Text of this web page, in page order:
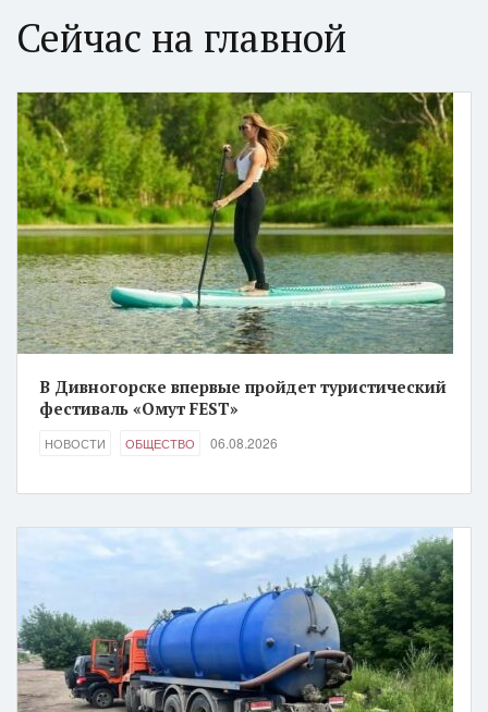
Сейчас на главной
В Дивногорске впервые пройдет туристический
фестиваль «Омут FEST»
НОВОСТИ ОБЩЕСТВО 06.08.2026